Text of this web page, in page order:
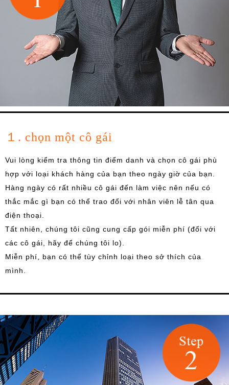
１. chọn một cô gái
Vui lòng kiểm tra thông tin điểm danh và chọn cô gái phù
hợp với loại khách hàng của bạn theo ngày giờ của bạn.
Hàng ngày có rất nhiều cô gái đến làm việc nên nếu có
thắc mắc gì bạn có thể trao đổi với nhân viên lễ tân qua
điện thoại.
Tất nhiên, chúng tôi cũng cung cấp gói miễn phí (đối với
các cô gái, hãy để chúng tôi lo).
Miễn phí, bạn có thể tùy chỉnh loại theo sở thích của
mình.